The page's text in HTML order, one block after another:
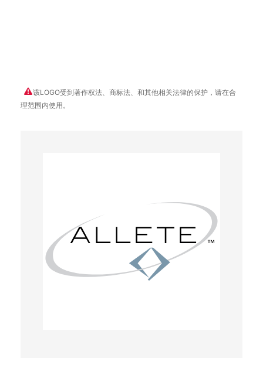
该LOGO受到著作权法、商标法、和其他相关法律的保护，请在合
理范围内使用。